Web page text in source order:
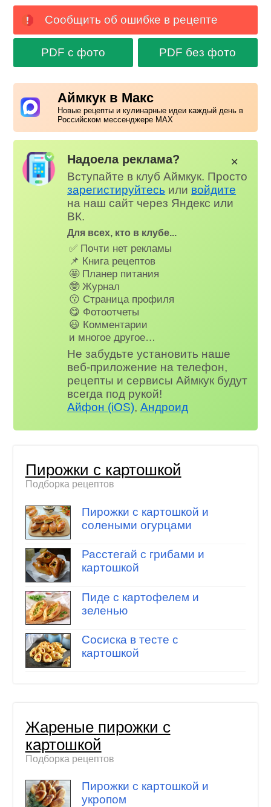
Сообщить об ошибке в рецепте
PDF с фото PDF без фото
Аймкук в Макс
Новые рецепты и кулинарные идеи каждый день в
Российском мессенджере MAX
Надоела реклама?
Вступайте в клуб Аймкук. Просто
зарегистируйтесь или войдите
на наш сайт через Яндекс или
ВК.
Для всех, кто в клубе...
✅ Почти нет рекламы
📌 Книга рецептов
🤩 Планер питания
🤓 Журнал
😗 Страница профиля
😋 Фотоотчеты
😃 Комментарии
и многое другое…
Не забудьте установить наше
веб-приложение на телефон,
рецепты и сервисы Аймкук будут
всегда под рукой!
Айфон (iOS),Андроид
✕
Пирожки с картошкой
Подборка рецептов
Пирожки с картошкой и
солеными огурцами
Расстегай с грибами и
картошкой
Пиде с картофелем и
зеленью
Сосиска в тесте с
картошкой
Жареные пирожки с
картошкой
Подборка рецептов
Пирожки с картошкой и
укропом